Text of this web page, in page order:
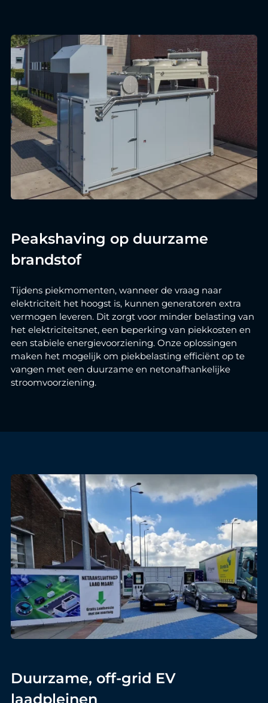
Peakshaving op duurzame
brandstof
Tijdens piekmomenten, wanneer de vraag naar
elektriciteit het hoogst is, kunnen generatoren extra
vermogen leveren. Dit zorgt voor minder belasting van
het elektriciteitsnet, een beperking van piekkosten en
een stabiele energievoorziening. Onze oplossingen
maken het mogelijk om piekbelasting efficiënt op te
vangen met een duurzame en netonafhankelijke
stroomvoorziening.
Duurzame, off-grid EV
laadpleinen